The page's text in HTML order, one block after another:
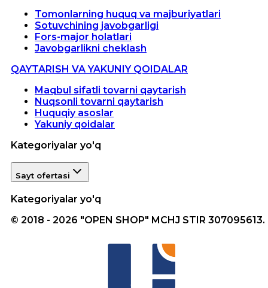
Tomonlarning huquq va majburiyatlari
Sotuvchining javobgarligi
Fors-major holatlari
Javobgarlikni cheklash
QAYTARISH VA YAKUNIY QOIDALAR
Maqbul sifatli tovarni qaytarish
Nuqsonli tovarni qaytarish
Huquqiy asoslar
Yakuniy qoidalar
Kategoriyalar yo'q
Sayt ofertasi
Kategoriyalar yo'q
© 2018 - 2026 "OPEN SHOP" MCHJ STIR 307095613.